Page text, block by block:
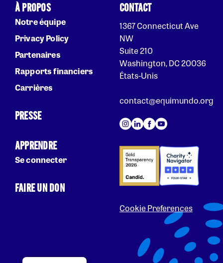
À PROPOS
Notre équipe
Privacy Policy
Partenaires
Rapports financiers
Carrières
PRESSE
APPRENDRE
Se connecter
FAIRE UN DON
CONTACT
1367 Connecticut Ave
NW
Suite 210
Washington, DC 20036
États-Unis
contact@equimundo.org
Cookie Preferences